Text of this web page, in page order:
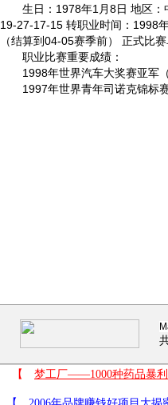
生日：1978年1月8日 地区：
19-27-17-15 转职业时间：1998
（结算到04-05赛季前） 正式比
职业比赛重要成绩：
1998年世界汽车大奖赛亚军（
1997年世界青年司诺克锦标赛